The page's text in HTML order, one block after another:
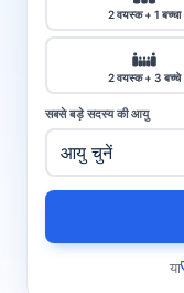
2 वयस्क + 1 बच्चा
2 वयस्क + 3 बच्चे
सबसे बड़े सदस्य की आयु
या